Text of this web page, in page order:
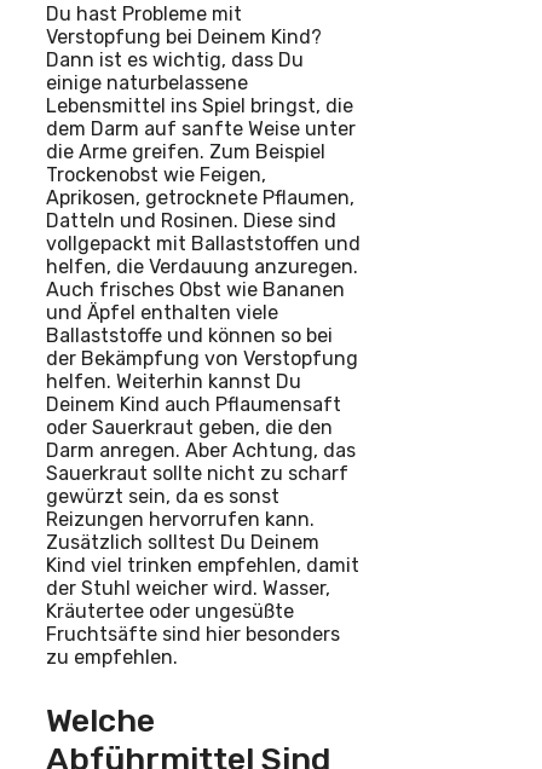
Du hast Probleme mit
Verstopfung bei Deinem Kind?
Dann ist es wichtig, dass Du
einige naturbelassene
Lebensmittel ins Spiel bringst, die
dem Darm auf sanfte Weise unter
die Arme greifen. Zum Beispiel
Trockenobst wie Feigen,
Aprikosen, getrocknete Pflaumen,
Datteln und Rosinen. Diese sind
vollgepackt mit Ballaststoffen und
helfen, die Verdauung anzuregen.
Auch frisches Obst wie Bananen
und Äpfel enthalten viele
Ballaststoffe und können so bei
der Bekämpfung von Verstopfung
helfen. Weiterhin kannst Du
Deinem Kind auch Pflaumensaft
oder Sauerkraut geben, die den
Darm anregen. Aber Achtung, das
Sauerkraut sollte nicht zu scharf
gewürzt sein, da es sonst
Reizungen hervorrufen kann.
Zusätzlich solltest Du Deinem
Kind viel trinken empfehlen, damit
der Stuhl weicher wird. Wasser,
Kräutertee oder ungesüßte
Fruchtsäfte sind hier besonders
zu empfehlen.
Welche
Abführmittel Sind